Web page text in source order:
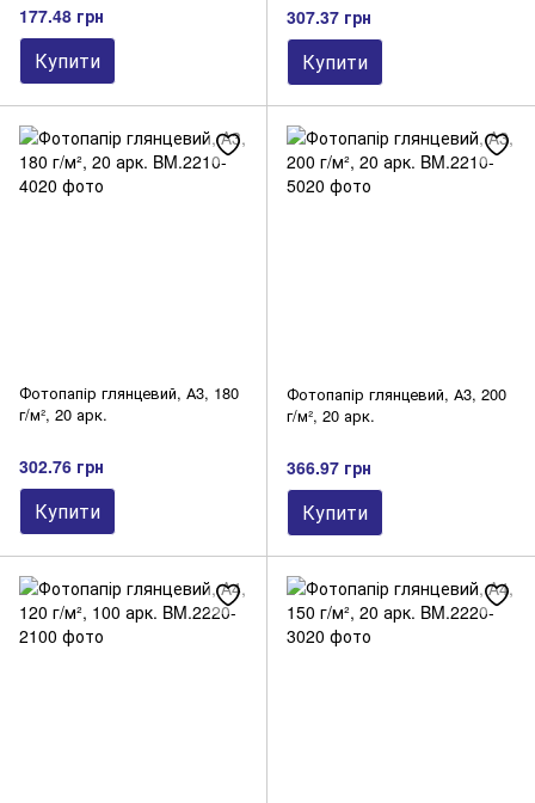
177.48 грн
Купити
307.37 грн
Купити
Фотопапір глянцевий, А3, 180
г/м², 20 арк.
302.76 грн
Купити
Фотопапір глянцевий, А3, 200
г/м², 20 арк.
366.97 грн
Купити